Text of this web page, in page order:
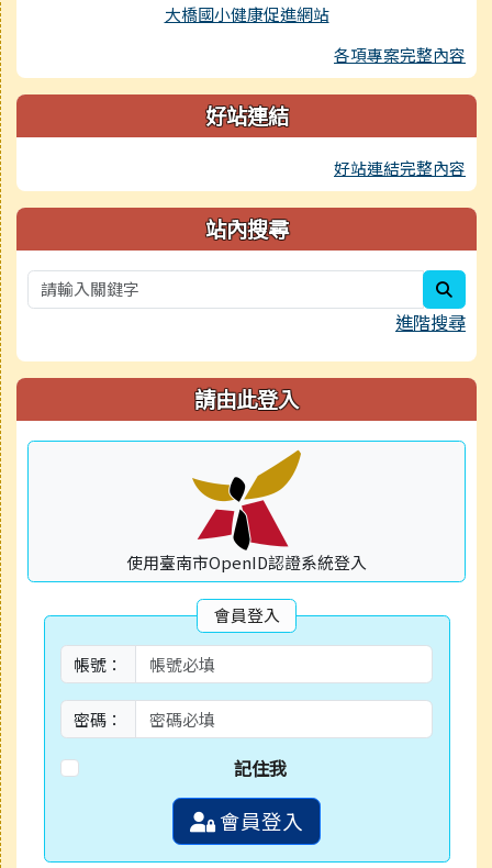
大橋國小健康促進網站
各項專案完整內容
好站連結
好站連結完整內容
站內搜尋
進階搜尋
請由此登入
使用臺南市OpenID認證系統登入
會員登入
帳號：
密碼：
記住我
會員登入